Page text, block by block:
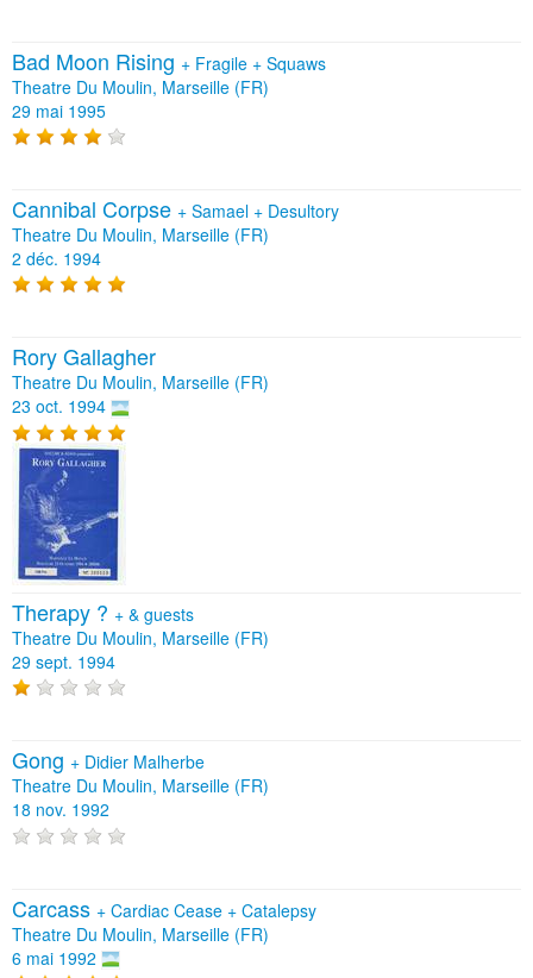
Bad Moon Rising + Fragile + Squaws
Theatre Du Moulin, Marseille (FR)
29 mai 1995
Cannibal Corpse + Samael + Desultory
Theatre Du Moulin, Marseille (FR)
2 déc. 1994
Rory Gallagher
Theatre Du Moulin, Marseille (FR)
23 oct. 1994
Therapy ? + & guests
Theatre Du Moulin, Marseille (FR)
29 sept. 1994
Gong + Didier Malherbe
Theatre Du Moulin, Marseille (FR)
18 nov. 1992
Carcass + Cardiac Cease + Catalepsy
Theatre Du Moulin, Marseille (FR)
6 mai 1992